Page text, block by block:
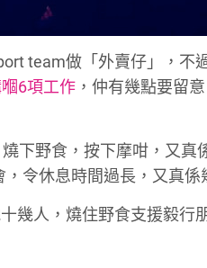
team做「外賣仔」，不
嗰6項工作 ，仲有幾點要留意
下野食，按下摩咁，又真
令休息時間過長，又真係
幾人，燒住野食支援毅行